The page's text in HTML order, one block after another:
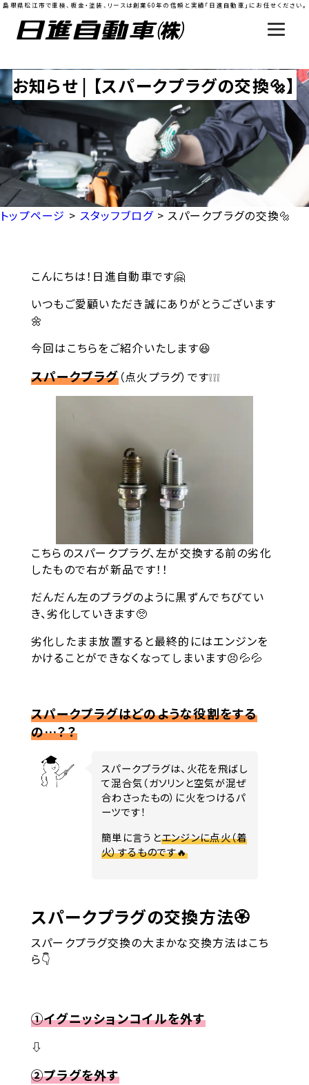
島根県松江市で車検、板金・塗装、リースは創業60年の信頼と実績「日進自動車」にお任せください。
お知らせ | 【スパークプラグの交換🔩】
トップページ > スタッフブログ> スパークプラグの交換🔩
こんにちは！日進自動車です🤗
いつもご愛顧いただき誠にありがとうございます
🌼
今回はこちらをご紹介いたします😆
スパークプラグ（点火プラグ）です❕❕❕
こちらのスパークプラグ、左が交換する前の劣化
したもので右が新品です！！
だんだん左のプラグのように黒ずんでちびてい
き、劣化していきます🥺
劣化したまま放置すると最終的にはエンジンを
かけることができなくなってしまいます😣💦💦
スパークプラグはどのような役割をする
の…？？
スパークプラグは、火花を飛ばし
て混合気（ガソリンと空気が混ぜ
合わさったもの）に火をつけるパ
ーツです！
簡単に言うとエンジンに点火（着
火）するものです🔥
スパークプラグの交換方法🏵️
スパークプラグ交換の大まかな交換方法はこち
ら👇
①イグニッションコイルを外す
⇩
②プラグを外す